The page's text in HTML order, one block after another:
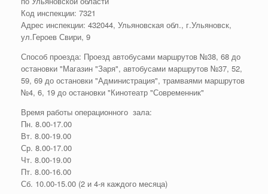
Код инспекции: 7321
Адрес инспекции: 432044, Ульяновская обл., г.Ульяновск,
ул.Героев Свири, 9
Способ проезда: Проезд автобусами маршрутов №38, 68 до
остановки "Магазин "Заря", автобусами маршрутов №37, 52,
59, 69 до остановки "Администрация", трамваями маршрутов
№4, 6, 19 до остановки "Кинотеатр "Современник"
Время работы операционного зала:
Пн. 8.00-17.00
Вт. 8.00-19.00
Ср. 8.00-17.00
Чт. 8.00-19.00
Пт. 8.00-16.00
Сб. 10.00-15.00 (2 и 4-я каждого месяца)